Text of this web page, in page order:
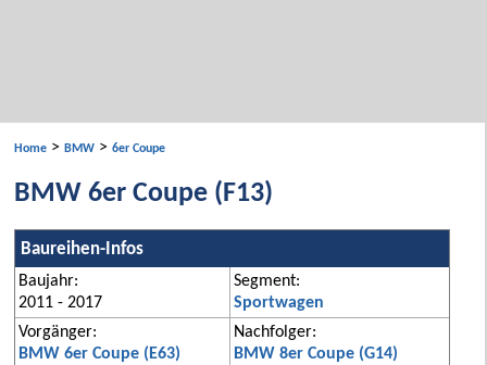
Home > BMW > 6er Coupe
BMW 6er Coupe (F13)
Baureihen-Infos
Baujahr:
2011 - 2017
Segment:
Sportwagen
Vorgänger:
BMW 6er Coupe (E63)
Nachfolger:
BMW 8er Coupe (G14)